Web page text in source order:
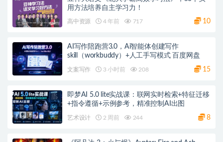
用方法培养自主学习力！
高中资源 4 年前 717 10
AI写作陪跑营3.0，Ai智能体创建写作
skill（workbuddy）+人工手写模式 百度网盘
文案写作 3 小时前 208 15
即梦AI 5.0 lite实战课：联网实时检索+特征迁移
+指令遵循+示例参考，精准控制AI出图
艺术设计 2 周前 244 8